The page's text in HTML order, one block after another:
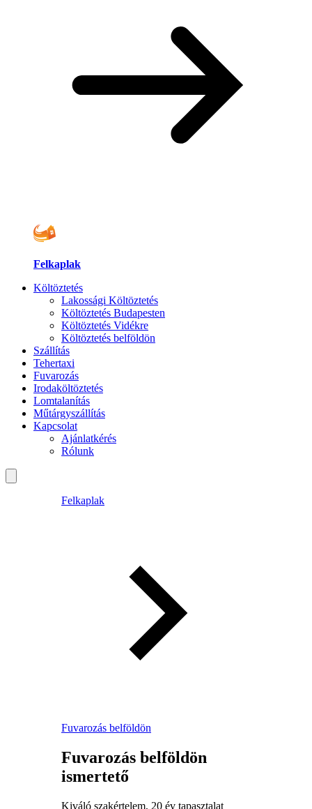
Felkaplak
Költöztetés
Lakossági Költöztetés
Költöztetés Budapesten
Költöztetés Vidékre
Költöztetés belföldön
Szállítás
Tehertaxi
Fuvarozás
Irodaköltöztetés
Lomtalanítás
Műtárgyszállítás
Kapcsolat
Ajánlatkérés
Rólunk
Felkaplak
Fuvarozás belföldön
Fuvarozás belföldön
ismertető
Kiváló szakértelem, 20 év tapasztalat